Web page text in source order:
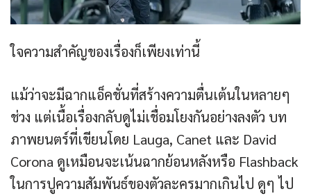
ใจความสำคัญของเรื่องก็เพียงเท่านี้
แม้ว่าจะมีฉากแอ็คชั่นที่สร้างความตื่นเต้นในหลายๆ
ช่วง แต่เนื้อเรื่องกลับดูไม่เชื่อมโยงกันอย่างลงตัว บท
ภาพยนตร์ที่เขียนโดย Lauga, Canet และ David
Corona ดูเหมือนจะเน้นฉากย้อนหลังหรือ Flashback
ในการปูความสัมพันธ์ของตัวละครมากเกินไป ดูๆ ไป